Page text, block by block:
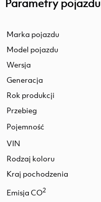
Parametry pojazdu
Marka pojazdu
Model pojazdu
Wersja
Generacja
Rok produkcji
Przebieg
Pojemność
VIN
Rodzaj koloru
Kraj pochodzenia
Emisja CO2